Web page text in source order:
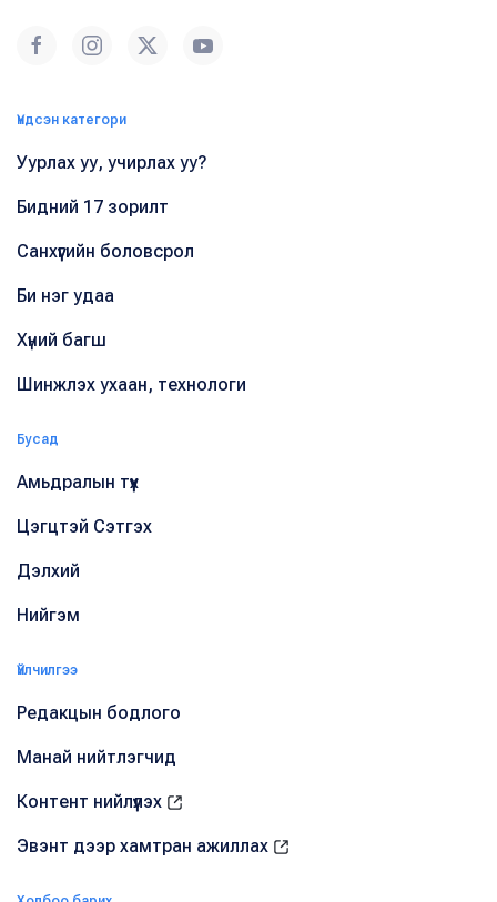
Үндсэн категори
Уурлах уу, учирлах уу?
Бидний 17 зорилт
Санхүүгийн боловсрол
Би нэг удаа
Хүний багш
Шинжлэх ухаан, технологи
Бусад
Амьдралын түүх
Цэгцтэй Сэтгэх
Дэлхий
Нийгэм
Үйлчилгээ
Редакцын бодлого
Манай нийтлэгчид
Контент нийлүүлэх
Эвэнт дээр хамтран ажиллах